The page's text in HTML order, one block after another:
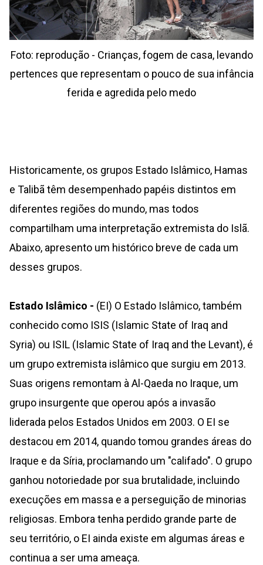
Foto: reprodução - Crianças, fogem de casa, levando
pertences que representam o pouco de sua infância
ferida e agredida pelo medo
Historicamente, os grupos Estado Islâmico, Hamas
e Talibã têm desempenhado papéis distintos em
diferentes regiões do mundo, mas todos
compartilham uma interpretação extremista do Islã.
Abaixo, apresento um histórico breve de cada um
desses grupos.
Estado Islâmico - (EI) O Estado Islâmico, também
conhecido como ISIS (Islamic State of Iraq and
Syria) ou ISIL (Islamic State of Iraq and the Levant), é
um grupo extremista islâmico que surgiu em 2013.
Suas origens remontam à Al-Qaeda no Iraque, um
grupo insurgente que operou após a invasão
liderada pelos Estados Unidos em 2003. O EI se
destacou em 2014, quando tomou grandes áreas do
Iraque e da Síria, proclamando um "califado". O grupo
ganhou notoriedade por sua brutalidade, incluindo
execuções em massa e a perseguição de minorias
religiosas. Embora tenha perdido grande parte de
seu território, o EI ainda existe em algumas áreas e
continua a ser uma ameaça.